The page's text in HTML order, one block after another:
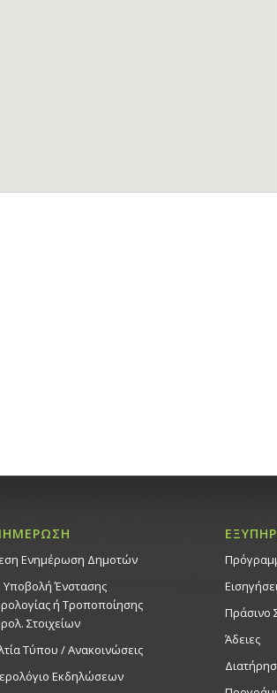
Ενημέρωση Δημοτών
Υποβολή Ένστασης
ή Τροποποίησης
Στοιχείων
Τύπου / Ανακοινώσεις
Εκδηλώσεων
Πράσινο
Άδειες